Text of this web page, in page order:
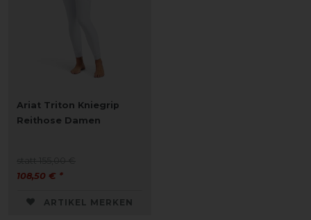
Ariat Triton Kniegrip
Reithose Damen
108,50 € *
ARTIKEL MERKEN